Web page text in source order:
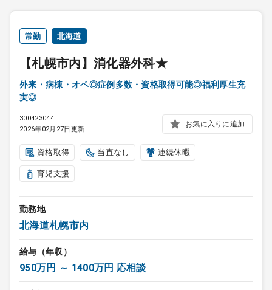
常勤 北海道
【札幌市内】消化器外科★
外来・病棟・オペ◎症例多数・資格取得可能◎福利厚生充
実◎
300423044
2026年02月27日更新
お気に入りに追加
資格取得 当直なし 連続休暇
育児支援
勤務地
北海道札幌市内
給与（年収）
950万円 ～ 1400万円 応相談